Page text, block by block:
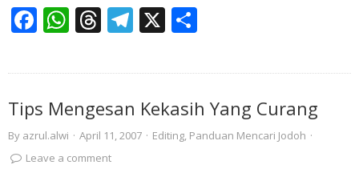
Facebook
WhatsApp
Threads
Telegram
X
Tips Mengesan Kekasih Yang Curang
By azrul.alwi · April 11, 2007 · Editing, Panduan Mencari Jodoh ·
Leave a comment